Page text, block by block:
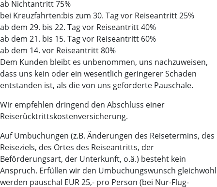
ab Nichtantritt 75%
bei Kreuzfahrten:bis zum 30. Tag vor Reiseantritt 25%
ab dem 29. bis 22. Tag vor Reiseantritt 40%
ab dem 21. bis 15. Tag vor Reiseantritt 60%
ab dem 14. vor Reiseantritt 80%
Dem Kunden bleibt es unbenommen, uns nachzuweisen,
dass uns kein oder ein wesentlich geringerer Schaden
entstanden ist, als die von uns geforderte Pauschale.
Wir empfehlen dringend den Abschluss einer
Reiserücktrittskostenversicherung.
Auf Umbuchungen (z.B. Änderungen des Reisetermins, des
Reiseziels, des Ortes des Reiseantritts, der
Beförderungsart, der Unterkunft, o.ä.) besteht kein
Anspruch. Erfüllen wir den Umbuchungswunsch gleichwohl
werden pauschal EUR 25,- pro Person (bei Nur-Flug-